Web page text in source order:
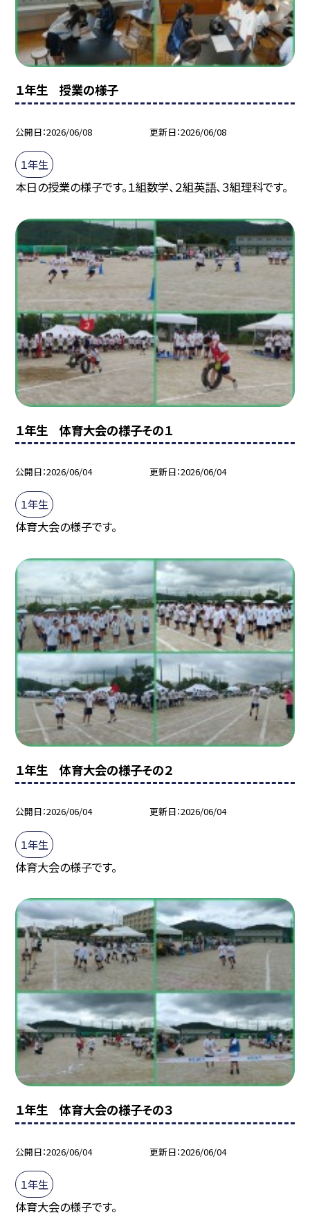
１年生 授業の様子
公開日 2026/06/08 更新日 2026/06/08
１年生
本日の授業の様子です。１組数学、２組英語、３組理科です。
１年生 体育大会の様子その１
公開日 2026/06/04 更新日 2026/06/04
１年生
体育大会の様子です。
１年生 体育大会の様子その２
公開日 2026/06/04 更新日 2026/06/04
１年生
体育大会の様子です。
１年生 体育大会の様子その３
公開日 2026/06/04 更新日 2026/06/04
１年生
体育大会の様子です。